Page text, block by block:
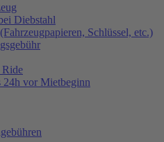
Diebstahl
Schlüssel, etc.)
24h vor Mietbeginn